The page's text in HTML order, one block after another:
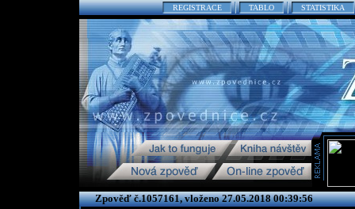
REGISTRACE TABLO STATISTIKA
Zpověď č.1057161, vloženo 27.05.2018 00:39:56